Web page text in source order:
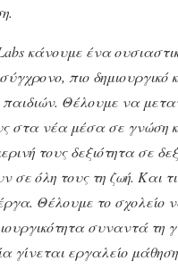
κάνουμε ένα
πιο δημιουργικό
Θέλουμε να
στα νέα μέσα σε γνώση
τους δεξιότητα σε
σε όλη τους τη ζωή. Και
Θέλουμε το σχολείο
συναντά τη
γίνεται εργαλείο